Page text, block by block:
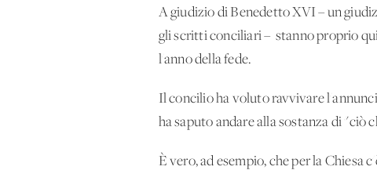
A giudizio di Benedetto XVI – un
gli scritti conciliari – stanno proprio
l'anno della fede.
Il concilio ha voluto ravvivare
ha saputo andare alla sostanza di
È vero, ad esempio, che per la